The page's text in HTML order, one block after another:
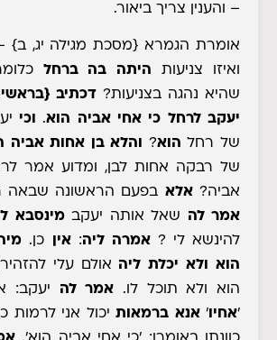
– והענין צריך ביאור.
אומרת הגמרא {מסכת מגילה יג, ב}
ואיזו צניעות היתה בה ברחל
שהיא נהגה בצניעות? דכתיב
יעקב לרחל כי אחי אביה הוא. וכי
של רחלהוא? והלא בן אחות אביה
של רבקה אחות לבן, ומדוע אמר
אביה? אלא בפעם הראשונה שבאה
אמר לה שאל אותה יעקב מינסבא
להינשא לי ? אמרה ליה: אין כן.
הוא
ולא יכלת ליה אולם עלי
הוא ולא תוכל לו.
אמר לה יעקב:
'אחיו ' אנא ברמאות יכול אני לרמות